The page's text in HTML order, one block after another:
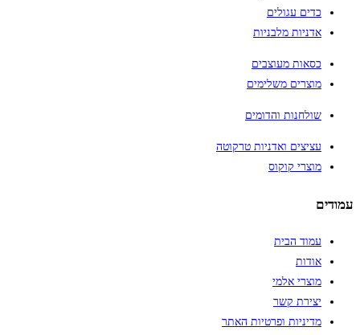
כדים עגולים
אדניות מלבניות
כסאות מעוצבים
מוצרים משלימים
שולחנות והדומים
עציצים ואדניות טרקוטה
מוצרי קוקוס
עמודים
עמוד הבית
אודות
מוצרי אלמי
יצירת קשר
מדיניות ופרטיות האתר